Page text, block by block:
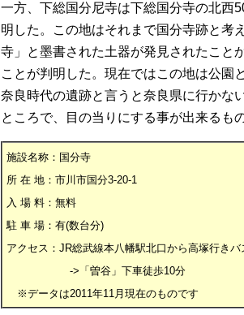
一方、下総国分尼寺は下総国分寺の北西
明した。この地はそれまで国分寺跡と考
寺」と墨書された土器が発見されたこと
ことが判明した。現在ではこの地は公園
奈良時代の遺跡と言うと奈良県に行かな
ところで、目の当りにする事が出来るも
施設名称：国分寺
所 在 地：市川市国分3-20-1
入 場 料：無料
駐 車 場：有(数台分)
アクセス：JR総武線本八幡駅北口から高塚行きバ
->「曽谷」下車徒歩10分
※データは2011年11月現在のものです